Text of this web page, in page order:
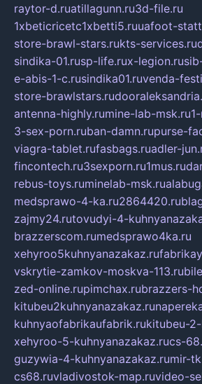
raytor-d.ruatillagunn.ru3d-file.ru
1xbeticricetc1xbetti5.ruuafoot-
store-brawl-stars.rukts-services.ru
sindika-01.rusp-life.rux-legion.ru
e-abis-1-c.rusindika01.ruvenda-
store-brawlstars.ru
antenna-highly.rumine-lab-msk.ru
3-sex-porn.ruban-damn.rupurse-
viagra-tablet.rufasbags.ruadler-
fincontech.ru3sexporn.ru1mus.ru
rebus-toys.ruminelab-msk.ru
medsprawo-4-ka.ru2864420.ru
zajmy24.rutovudyi-4-
brazzerscom.rumedsprawo4ka.ru
xehyroo5kuhnyanazakaz.ru
vskrytie-zamkov-moskva-113.ru
zed-online.rupimchax.rubrazzers-
kitubeu2kuhnyanazakaz.ru
kuhnyaofabrikaufabrik.rukitubeu-
xehyroo-5-kuhnyanazakaz.rucs-
guzywia-4-kuhnyanazakaz.rumir-
cs68.ruvladivostok-map.ruvideo-